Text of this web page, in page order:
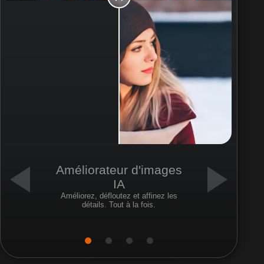
Améliorateur d'images
IA
Améliorez, défloutez et affinez les
détails. Tout à la fois.